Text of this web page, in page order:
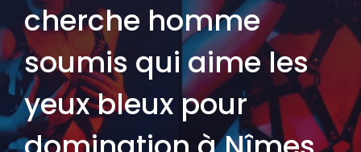
cherche homme
soumis qui aime les
yeux bleux pour